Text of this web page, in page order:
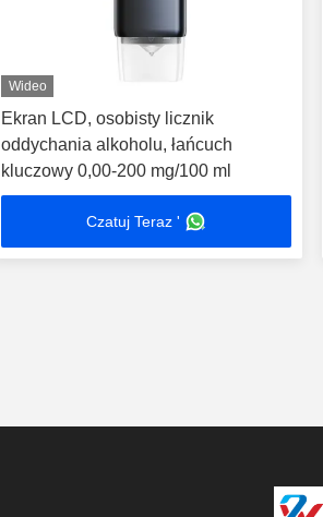
Wideo
Ekran LCD, osobisty licznik
oddychania alkoholu, łańcuch
kluczowy 0,00-200 mg/100 ml
Czatuj Teraz '